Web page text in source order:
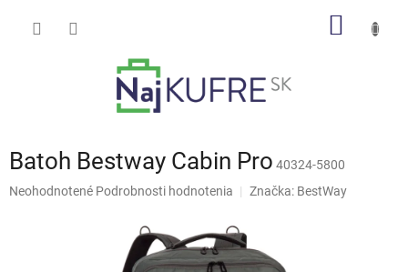
Batoh Bestway Cabin Pro 40324-5800
Priemerné
Neohodnotené Podrobnosti hodnotenia Značka: BestWay